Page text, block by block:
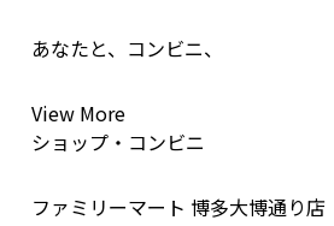
あなたと、コンビニ、
View More
ショップ・コンビニ
ファミリーマート 博多大博通り店